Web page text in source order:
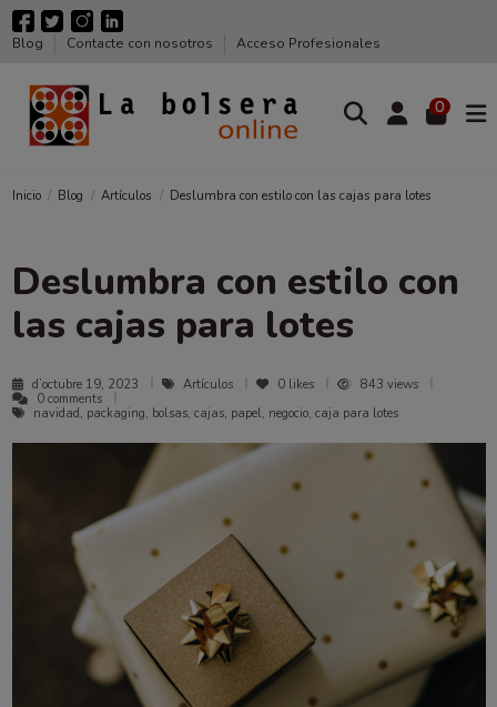
Blog Contacte con nosotros Acceso Profesionales
0
Inicio Blog Artículos Deslumbra con estilo con las cajas para lotes
Deslumbra con estilo con
las cajas para lotes
d’octubre 19, 2023 Artículos 0 likes
843 views
0 comments
navidad, packaging, bolsas, cajas, papel, negocio, caja para lotes